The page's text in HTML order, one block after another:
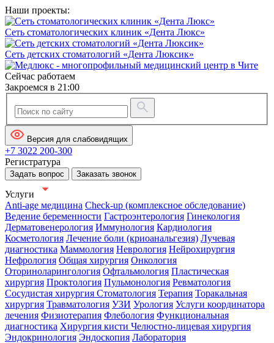
Наши проекты:
Сеть стоматологических клиник «Дента Люкс»
Сеть детских стоматологий «Дента Люксик»
Сейчас работаем
Закроемся в 21:00
Версия для слабовидящих
+7 3022 200-300
Регистратура
Задать вопрос Заказать звонок
Услуги
Anti-age медицина Check-up (комплексное обследование)
Ведение беременности Гастроэнтерология Гинекология
Дерматовенерология Иммунология Кардиология
Косметология Лечение боли (криоанальгезия) Лучевая
диагностика Маммология Неврология Нейрохирургия
Нефрология Общая хирургия Онкология
Оториноларингология Офтальмология Пластическая
хирургия Проктология Пульмонология Ревматология
Сосудистая хирургия Стоматология Терапия Торакальная
хирургия Травматология УЗИ Урология Услуги координатора
лечения Физиотерапия Флебология Функциональная
диагностика Хирургия кисти Челюстно-лицевая хирургия
Эндокринология Эндоскопия Лаборатория